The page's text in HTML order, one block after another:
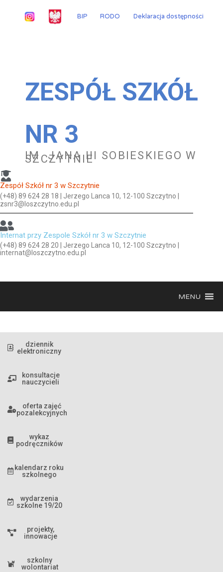
BIP RODO Deklaracja dostępności
ZESPÓŁ SZKÓŁ
NR 3
IM. JANA III SOBIESKIEGO W
SZCZYTNIE
Zespół Szkół nr 3 w Szczytnie
(+48) 89 624 28 18 | Jerzego Lanca 10, 12-100 Szczytno |
zsnr3@loszczytno.edu.pl
Internat przy Zespole Szkół nr 3 w Szczytnie
(+48) 89 624 28 20 | Jerzego Lanca 10, 12-100 Szczytno |
internat@loszczytno.edu.pl
MENU
dziennik
elektroniczny
konsultacje
nauczycieli
oferta zajęć
pozalekcyjnych
wykaz
podręczników
kalendarz roku
szkolnego
wydarzenia
szkolne 19/20
projekty,
innowacje
szkolny
wolontariat